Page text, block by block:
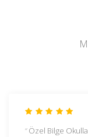
Özel Bilge